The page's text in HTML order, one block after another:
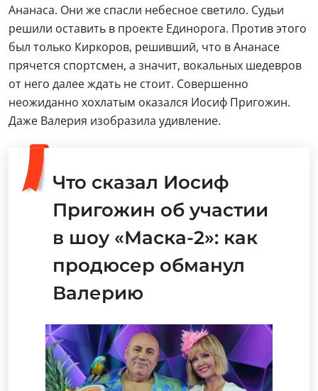
Ананаса. Они же спасли небесное светило. Судьи
решили оставить в проекте Единорога. Против этого
был только Киркоров, решивший, что в Ананасе
прячется спортсмен, а значит, вокальных шедевров
от него далее ждать не стоит. Совершенно
неожиданно хохлатым оказался Иосиф Пригожин.
Даже Валерия изобразила удивление.
Что сказал Иосиф
Пригожин об участии
в шоу «Маска-2»: как
продюсер обманул
Валерию